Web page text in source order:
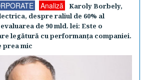
Analiză
Karoly Borbely,
despre raliul de 60% al
de 90 mld. lei: Este o
legătură cu performanţa companiei.
prea mic